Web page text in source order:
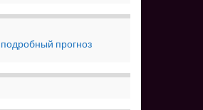
прогноз